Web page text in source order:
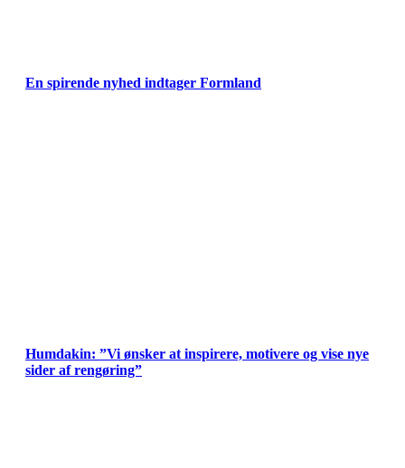
En spirende nyhed indtager Formland
Humdakin: ”Vi ønsker at inspirere, motivere og vise nye
sider af rengøring”